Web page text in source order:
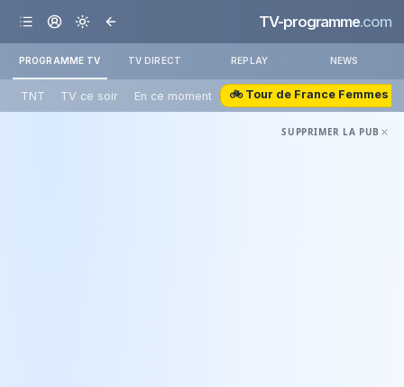
TV-programme.com
PROGRAMME TV TV DIRECT REPLAY NEWS
TNT TV ce soir En ce moment 🚲 Tour de France Femmes
SUPPRIMER LA PUB